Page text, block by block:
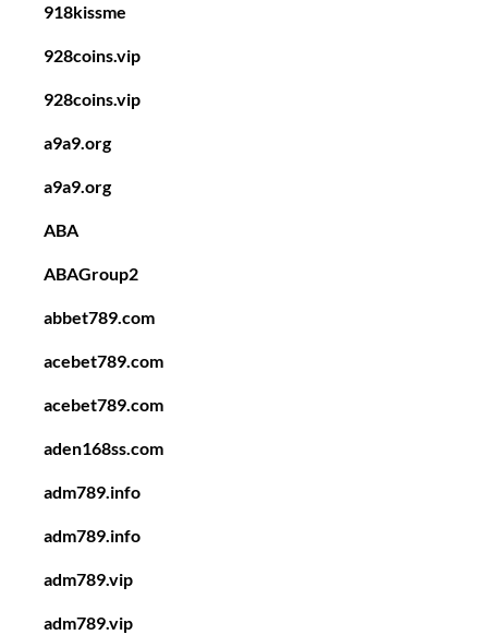
918kissme
928coins.vip
928coins.vip
a9a9.org
a9a9.org
ABA
ABAGroup2
abbet789.com
acebet789.com
acebet789.com
aden168ss.com
adm789.info
adm789.info
adm789.vip
adm789.vip